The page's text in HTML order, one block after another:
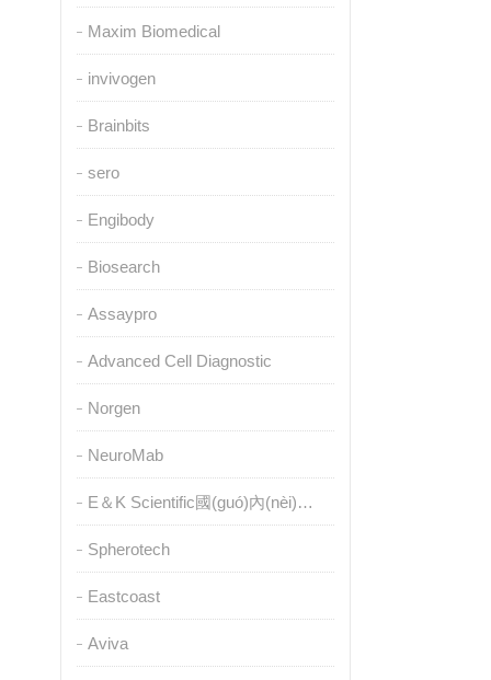
Maxim Biomedical
invivogen
Brainbits
sero
Engibody
Biosearch
Assaypro
Advanced Cell Diagnostic
Norgen
NeuroMab
E＆K Scientific國(guó)內(nèi)授權(quán)代理
Spherotech
Eastcoast
Aviva